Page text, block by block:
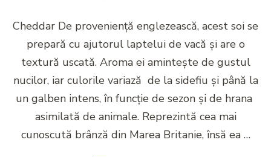
Cheddar De proveniență englezească, acest soi se
prepară cu ajutorul laptelui de vacă și are o
textură uscată. Aroma ei amintește de gustul
nucilor, iar culorile variază de la sidefiu și până la
un galben intens, în funcție de sezon și de hrana
asimilată de animale. Reprezintă cea mai
cunoscută brânză din Marea Britanie, însă ea …